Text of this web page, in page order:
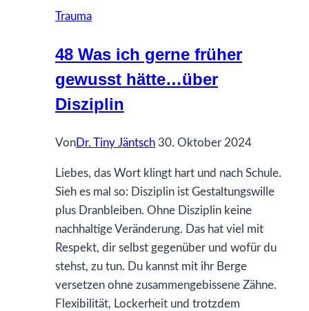
über
Schwarz-
Denken
Trauma
48 Was ich gerne früher
gewusst hätte…über
Disziplin
VonDr. Tiny Jäntsch 30. Oktober 2024
Liebes, das Wort klingt hart und nach Schule.
Sieh es mal so: Disziplin ist Gestaltungswille
plus Dranbleiben. Ohne Disziplin keine
nachhaltige Veränderung. Das hat viel mit
Respekt, dir selbst gegenüber und wofür du
stehst, zu tun. Du kannst mit ihr Berge
versetzen ohne zusammengebissene Zähne.
Flexibilität, Lockerheit und trotzdem